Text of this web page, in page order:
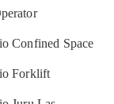
Confined Space
Forklift